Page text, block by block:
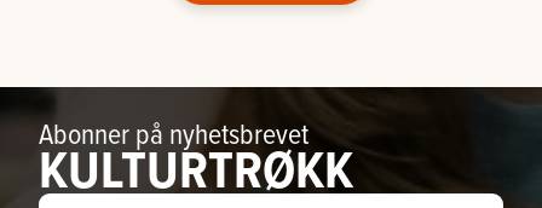
Abonner på nyhetsbrevet
KULTURTRØKK